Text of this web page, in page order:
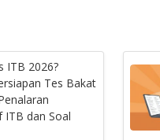
ITB 2026?
Tes Bakat
ITB dan Soal